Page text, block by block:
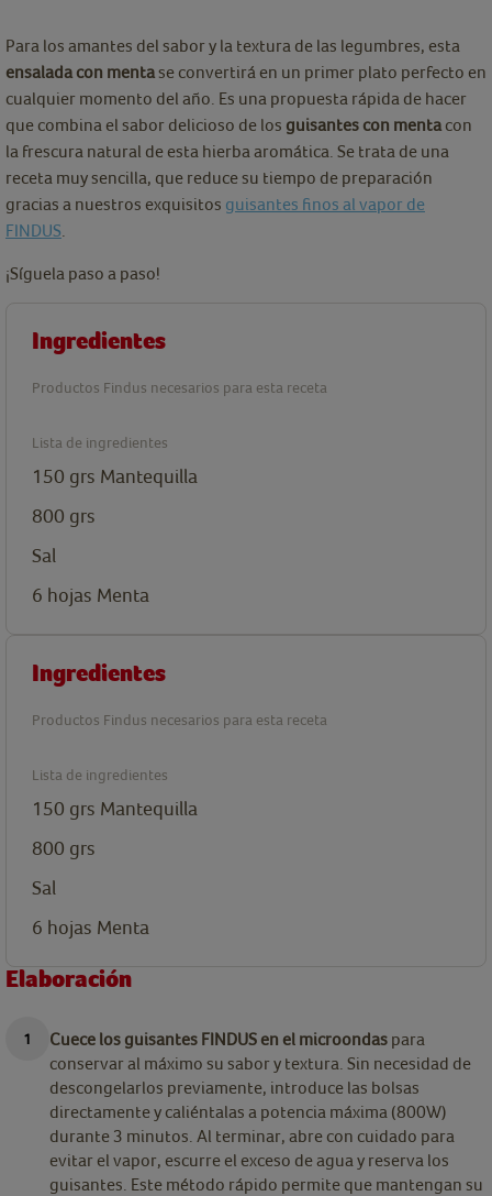
Para los amantes del sabor y la textura de las legumbres, esta
ensalada con mentase convertirá en un primer plato perfecto en
cualquier momento del año. Es una propuesta rápida de hacer
que combina el sabor delicioso de los guisantes con menta con
la frescura natural de esta hierba aromática. Se trata de una
receta muy sencilla, que reduce su tiempo de preparación
gracias a nuestros exquisitos guisantes finos al vapor de
FINDUS
¡Síguela paso a paso!
Ingredientes
Productos Findus necesarios para esta receta
Lista de ingredientes
150 grs Mantequilla
800 grs
Sal
6 hojas Menta
Ingredientes
Productos Findus necesarios para esta receta
Lista de ingredientes
150 grs Mantequilla
800 grs
Sal
6 hojas Menta
Elaboración
Cuece los guisantes FINDUS en el microondas para
conservar al máximo su sabor y textura. Sin necesidad de
descongelarlos previamente, introduce las bolsas
directamente y caliéntalas a potencia máxima (800W)
durante 3 minutos. Al terminar, abre con cuidado para
evitar el vapor, escurre el exceso de agua y reserva los
guisantes. Este método rápido permite que mantengan su